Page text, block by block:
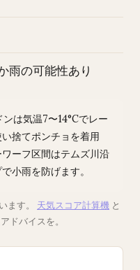
雨の可能性あり
は気温7〜14°Cでレー
捨てポンチョを着用
ーフ区間はテムズ川沿
小雨を防げます。
ます。 天気スコア計算機 と
ドバイスを。